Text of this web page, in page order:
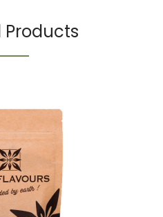
Products